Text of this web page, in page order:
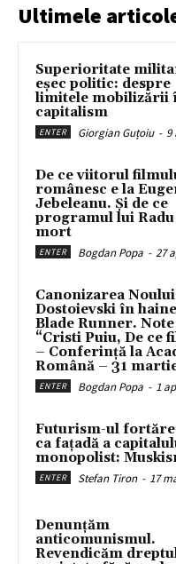
Ultimele
Superioritate
eșec politic: despre
limitele mobilizării
capitalism
ENTER Giorgian Guțoiu - 9
De ce viitorul
românesc e la
Jebeleanu. Și de ce
programul lui Radu
mort
ENTER Bogdan Popa - 27
Canonizarea
Dostoievski în
Blade Runner.
“Cristi Puiu, De ce
– Conferință la
Română – 31
ENTER Bogdan Popa - 1
Futurism-ul
ca fațadă a
monopolist:
ENTER Stefan Tiron - 17
Denunțăm
anticomunismul.
Revendicăm